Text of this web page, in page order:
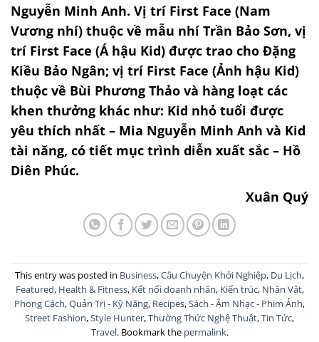
Nguyễn Minh Anh. Vị trí First Face (Nam
Vương nhí) thuộc về mẫu nhí Trần Bảo Sơn, vị
trí First Face (Á hậu Kid) được trao cho Đặng
Kiều Bảo Ngân; vị trí First Face (Ảnh hậu Kid)
thuộc về Bùi Phương Thảo và hàng loạt các
khen thưởng khác như: Kid nhỏ tuổi được
yêu thích nhất – Mia Nguyễn Minh Anh và Kid
tài năng, có tiết mục trình diễn xuất sắc – Hồ
Diên Phúc.
Xuân Quý
This entry was posted in Business,Câu Chuyện Khởi Nghiệp, Du Lịch,
Featured, Health & Fitness, Kết nối doanh nhân, Kiến trúc, Nhân Vật,
Phong Cách,Quản Trị - Kỹ Năng, Recipes,Sách - Âm Nhạc - Phim Ảnh,
Street Fashion,Style Hunter,Thường Thức Nghệ Thuật,Tin Tức,
Travel. Bookmark the permalink.